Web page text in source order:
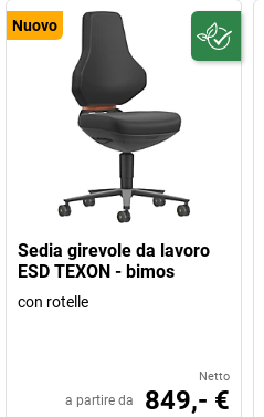
Nuovo
Sedia girevole da lavoro
ESD TEXON - bimos
con rotelle
Netto
a partire da 849,- €